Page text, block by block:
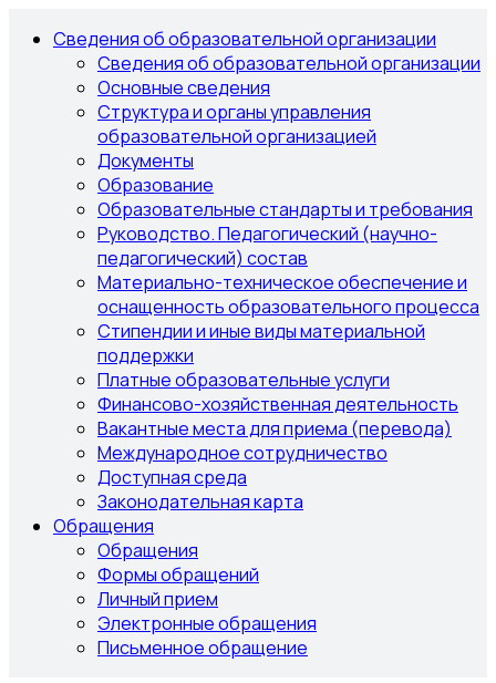
Сведения об образовательной организации
Сведения об образовательной организации
Основные сведения
Структура и органы управления
образовательной организацией
Документы
Образование
Образовательные стандарты и требования
Руководство. Педагогический (научно-
педагогический) состав
Материально-техническое обеспечение и
оснащенность образовательного процесса
Стипендии и иные виды материальной
поддержки
Платные образовательные услуги
Финансово-хозяйственная деятельность
Вакантные места для приема (перевода)
Международное сотрудничество
Доступная среда
Законодательная карта
Обращения
Обращения
Формы обращений
Личный прием
Электронные обращения
Письменное обращение